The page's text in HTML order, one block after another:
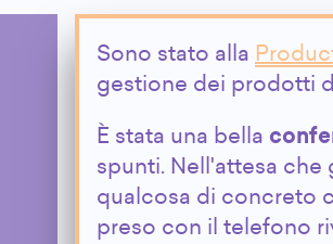
Sono stato alla
gestione dei prodotti
È stata una bella
spunti. Nell'attesa
qualcosa di concreto
preso con il telefono